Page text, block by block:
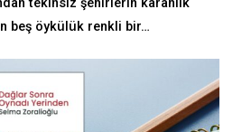
tekinsiz şehirlerin karanlık
beş öykülük renkli bir…